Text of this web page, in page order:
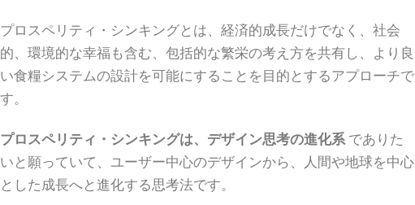
プロスペリティ・シンキングとは、経済的成長だけでなく、社会
的、環境的な幸福も含む、包括的な繁栄の考え方を共有し、より良
い食糧システムの設計を可能にすることを目的とするアプローチで
す。
プロスペリティ・シンキングは、デザイン思考の進化系 でありた
いと願っていて、ユーザー中心のデザインから、人間や地球を中心
とした成長へと進化する思考法です。